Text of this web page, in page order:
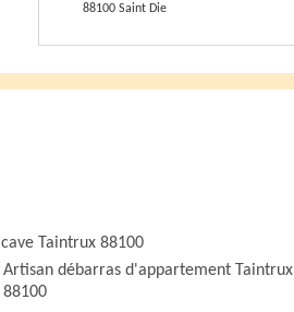
88100 Saint Die
cave Taintrux 88100
Artisan débarras d'appartement Taintrux
88100